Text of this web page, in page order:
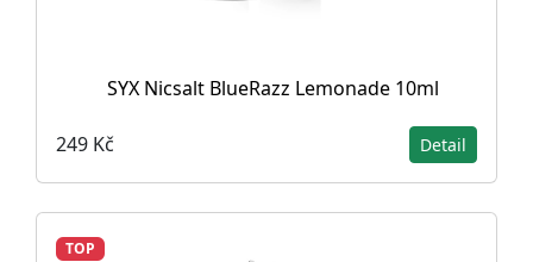
SYX Nicsalt BlueRazz Lemonade 10ml
249 Kč Detail
TOP